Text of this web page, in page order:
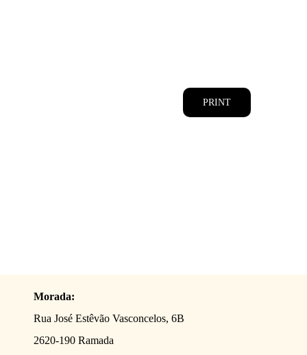
PRINT
Morada:
Rua José Estêvão Vasconcelos, 6B
2620-190 Ramada